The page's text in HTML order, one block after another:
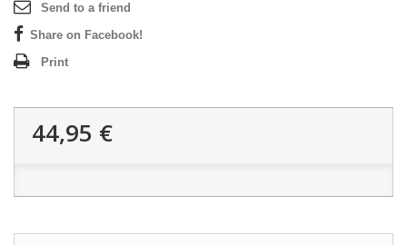
Send to a friend
Share on Facebook!
Print
44,95 €